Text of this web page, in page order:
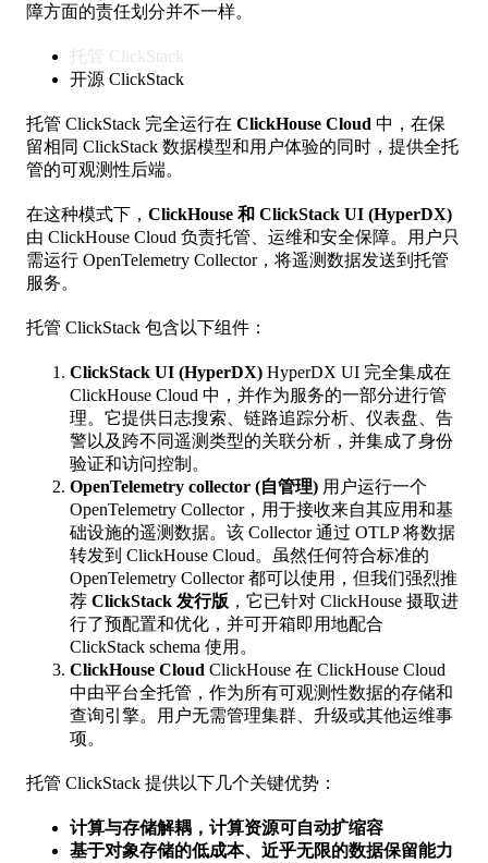
障方面的责任划分并不一样。
托管 ClickStack
开源 ClickStack
托管 ClickStack 完全运行在 ClickHouse Cloud 中，在保
留相同 ClickStack 数据模型和用户体验的同时，提供全托
管的可观测性后端。
在这种模式下， ClickHouse 和 ClickStack UI (HyperDX)
由 ClickHouse Cloud 负责托管、运维和安全保障。用户只
需运行 OpenTelemetry Collector，将遥测数据发送到托管
服务。
托管 ClickStack 包含以下组件：
ClickStack UI (HyperDX) HyperDX UI 完全集成在
ClickHouse Cloud 中，并作为服务的一部分进行管
理。它提供日志搜索、链路追踪分析、仪表盘、告
警以及跨不同遥测类型的关联分析，并集成了身份
验证和访问控制。
OpenTelemetry collector (自管理) 用户运行一个
OpenTelemetry Collector，用于接收来自其应用和基
础设施的遥测数据。该 Collector 通过 OTLP 将数据
转发到 ClickHouse Cloud。虽然任何符合标准的
OpenTelemetry Collector 都可以使用，但我们强烈推
荐 ClickStack 发行版 ，它已针对 ClickHouse 摄取进
行了预配置和优化，并可开箱即用地配合
ClickStack schema 使用。
ClickHouse Cloud ClickHouse 在 ClickHouse Cloud
中由平台全托管，作为所有可观测性数据的存储和
查询引擎。用户无需管理集群、升级或其他运维事
项。
托管 ClickStack 提供以下几个关键优势：
计算与存储解耦，计算资源可自动扩缩容
基于对象存储的低成本、近乎无限的数据保留能力